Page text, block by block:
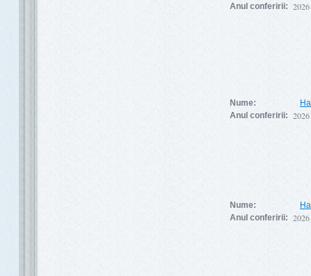
Anul conferirii: 2026
Nume:
Anul conferirii: 2026
Nume:
Anul conferirii: 2026